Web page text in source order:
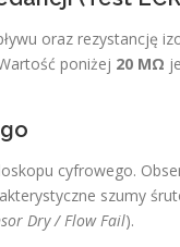
oraz rezystancję
poniżej 20 MΩ
cyfrowego.
szumy
Dry / Flow Fail).